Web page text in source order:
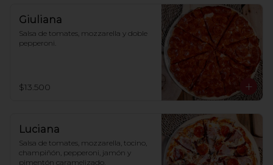
Giuliana
Salsa de tomates, mozzarella y doble
pepperoni.
$13.500
Luciana
Salsa de tomates, mozzarella, tocino,
champiñón, pepperoni, jamón y
pimentón caramelizado.